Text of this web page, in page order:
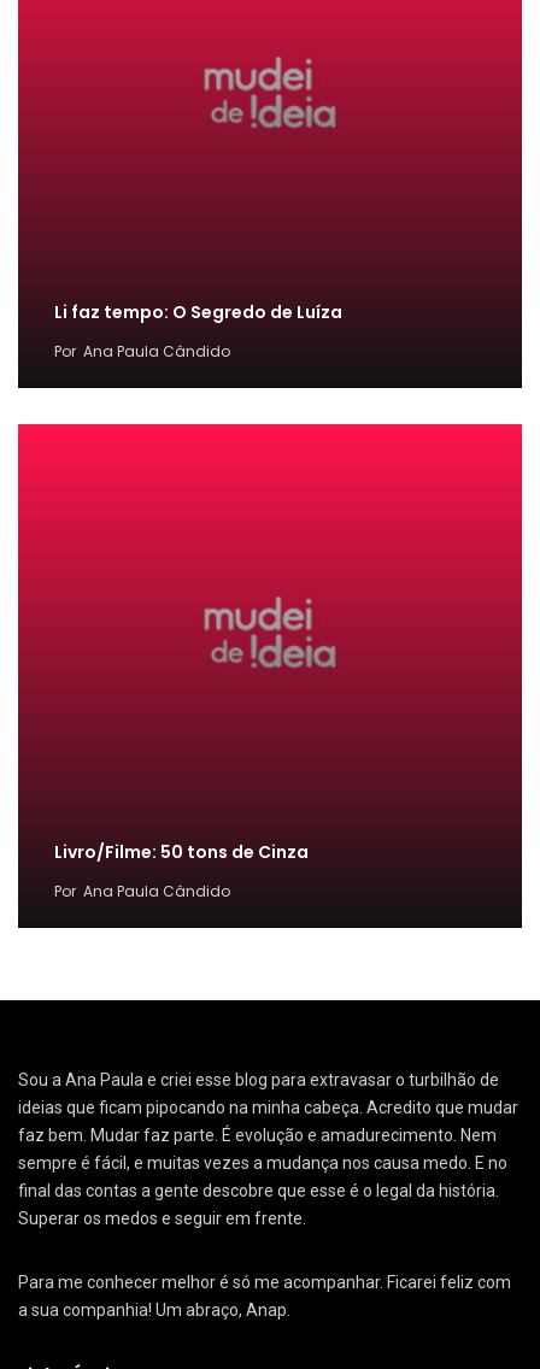
Li faz tempo: O Segredo de Luíza
Por Ana Paula Cândido
Livro/Filme: 50 tons de Cinza
Por Ana Paula Cândido
Sou a Ana Paula e criei esse blog para extravasar o turbilhão de
ideias que ficam pipocando na minha cabeça. Acredito que mudar
faz bem. Mudar faz parte. É evolução e amadurecimento. Nem
sempre é fácil, e muitas vezes a mudança nos causa medo. E no
final das contas a gente descobre que esse é o legal da história.
Superar os medos e seguir em frente.
Para me conhecer melhor é só me acompanhar. Ficarei feliz com
a sua companhia! Um abraço, Anap.